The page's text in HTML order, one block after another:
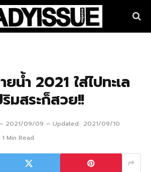
น้ำ 2021 ใส่ไปทะเล
มสระก็สวย!!
2021/09/09 Updated: 2021/09/10
1 Min Read